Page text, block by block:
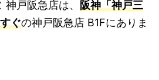
戸阪急店は、 阪神「神戸三
ぐの神戸阪急店 B1Fにありま